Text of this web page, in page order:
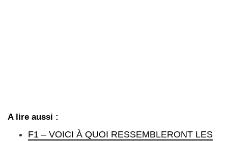
A lire aussi :
F1 – VOICI À QUOI RESSEMBLERONT LES